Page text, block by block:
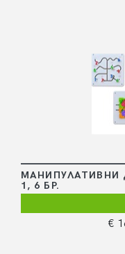
МАНИПУЛАТИВНИ
1, 6 БР.
€